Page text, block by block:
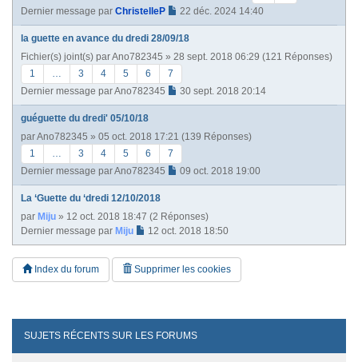
Dernier message par ChristelleP 22 déc. 2024 14:40
la guette en avance du dredi 28/09/18
Fichier(s) joint(s) parAno782345 » 28 sept. 2018 06:29 (121 Réponses)
1
… 3 4 5 6
7
Dernier message parAno782345 30 sept. 2018 20:14
guéguette du dredi' 05/10/18
parAno782345 » 05 oct. 2018 17:21 (139 Réponses)
1
… 3 4 5 6
7
Dernier message parAno782345 09 oct. 2018 19:00
La ‘Guette du ‘dredi 12/10/2018
par Miju » 12 oct. 2018 18:47 (2 Réponses)
Dernier message par Miju 12 oct. 2018 18:50
Index du forum Supprimer les cookies
SUJETS RÉCENTS SUR LES FORUMS